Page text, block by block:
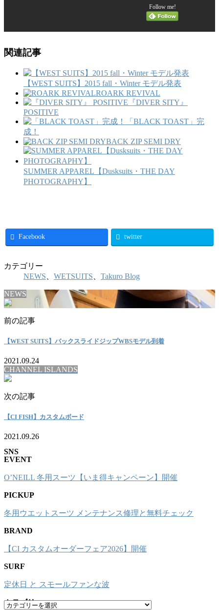
Follow me!
関連記事
【WEST SUITS】2015 fall・Winter モデル発表
ROARK REVIVAL
『DIVER SITY』
POSITIVE
「BLACK TOAST」完
成！
BACK ZIP SEMI DRY
SUMMER APPAREL【Dusksuits・THE DAY
PHOTOGRAPHY】
Facebook twitter
カテゴリー
NEWS
WETSUITS Takuro Blog
NEWS
前の記事
【WEST SUITS】バックスライドジップWBSモデル到着
2021.09.24
CHANNEL ISLANDS
次の記事
【CI FISH】カスタムボード
2021.09.26
SNS
EVENT
O’NEILL 冬用スーツ【いま得キャンペーン】開催
PICKUP
冬用ウエットスーツ メンテナンス修理と無料チェック
BRAND
【CI カスタムオーダーフェア2026】開催
SURF
定休日 と スモールファンな波
カテゴリー
カ